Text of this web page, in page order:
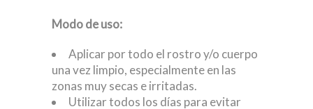
Modo de uso:
Aplicar por todo el rostro y/o cuerpo
una vez limpio, especialmente en las
zonas muy secas e irritadas.
Utilizar todos los días para evitar